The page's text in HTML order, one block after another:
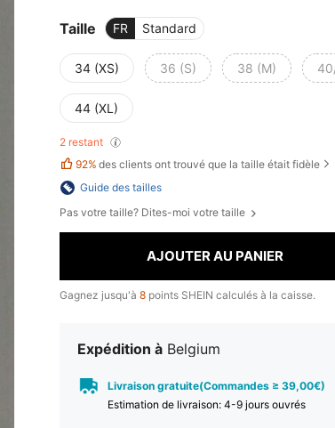
Taille FR Standard
34 (XS) 36 (S) 38 (M)
44 (XL)
2 restant
92% des clients ont trouvé que la taille était fidèle
Guide des tailles
Pas votre taille? Dites-moi votre taille
AJOUTER AU PANIER
Gagnez jusqu'à 8 points SHEIN calculés à la caisse.
Expédition à Belgium
Livraison gratuite(Commandes ≥ 39,00€)
Estimation de livraison: 4-9 jours ouvrés